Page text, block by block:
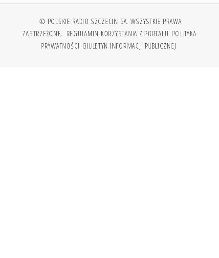
© POLSKIE RADIO SZCZECIN SA. WSZYSTKIE PRAWA
ZASTRZEŻONE. REGULAMIN KORZYSTANIA Z PORTALU POLITYKA
PRYWATNOŚCI BIULETYN INFORMACJI PUBLICZNEJ